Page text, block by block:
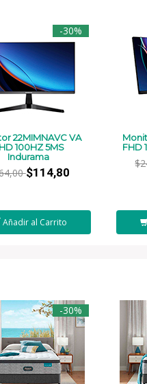
-30%
22MIMNAVC VA
100HZ 5MS
Indurama
$114,80
Añadir al Carrito
FHD
-30%